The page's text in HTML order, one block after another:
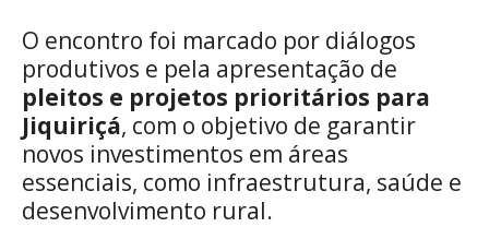
O encontro foi marcado por diálogos
produtivos e pela apresentação de
pleitos e projetos prioritários para
Jiquiriçá, com o objetivo de garantir
novos investimentos em áreas
essenciais, como infraestrutura, saúde e
desenvolvimento rural.